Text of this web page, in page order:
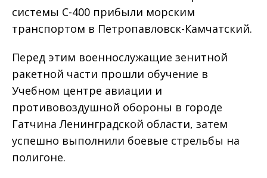
системы С-400 прибыли морским
транспортом в Петропавловск-Камчатский.
Перед этим военнослужащие зенитной
ракетной части прошли обучение в
Учебном центре авиации и
противовоздушной обороны в городе
Гатчина Ленинградской области, затем
успешно выполнили боевые стрельбы на
полигоне.